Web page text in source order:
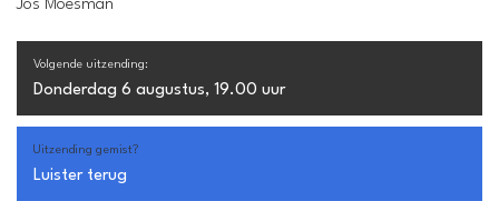
Jos Moesman
Volgende uitzending:
Donderdag 6 augustus, 19.00 uur
Uitzending gemist?
Luister terug